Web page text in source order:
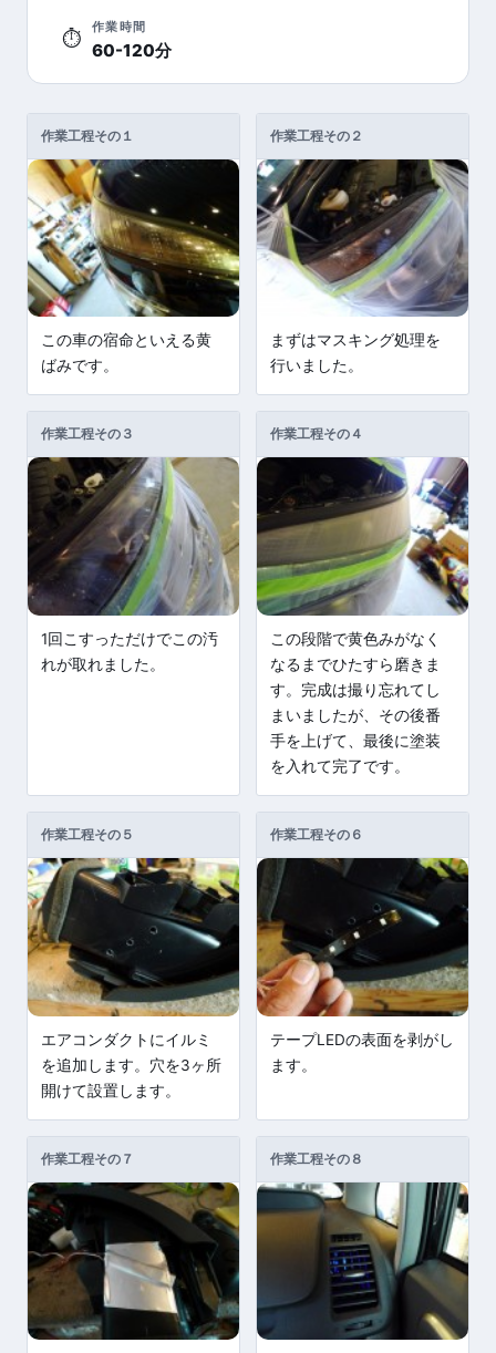
⏱
作業時間
60-120分
作業工程その１
この車の宿命といえる黄
ばみです。
作業工程その２
まずはマスキング処理を
行いました。
作業工程その３
1回こすっただけでこの汚
れが取れました。
作業工程その４
この段階で黄色みがなく
なるまでひたすら磨きま
す。完成は撮り忘れてし
まいましたが、その後番
手を上げて、最後に塗装
を入れて完了です。
作業工程その５
エアコンダクトにイルミ
を追加します。穴を3ヶ所
開けて設置します。
作業工程その６
テープLEDの表面を剥がし
ます。
作業工程その７ 作業工程その８